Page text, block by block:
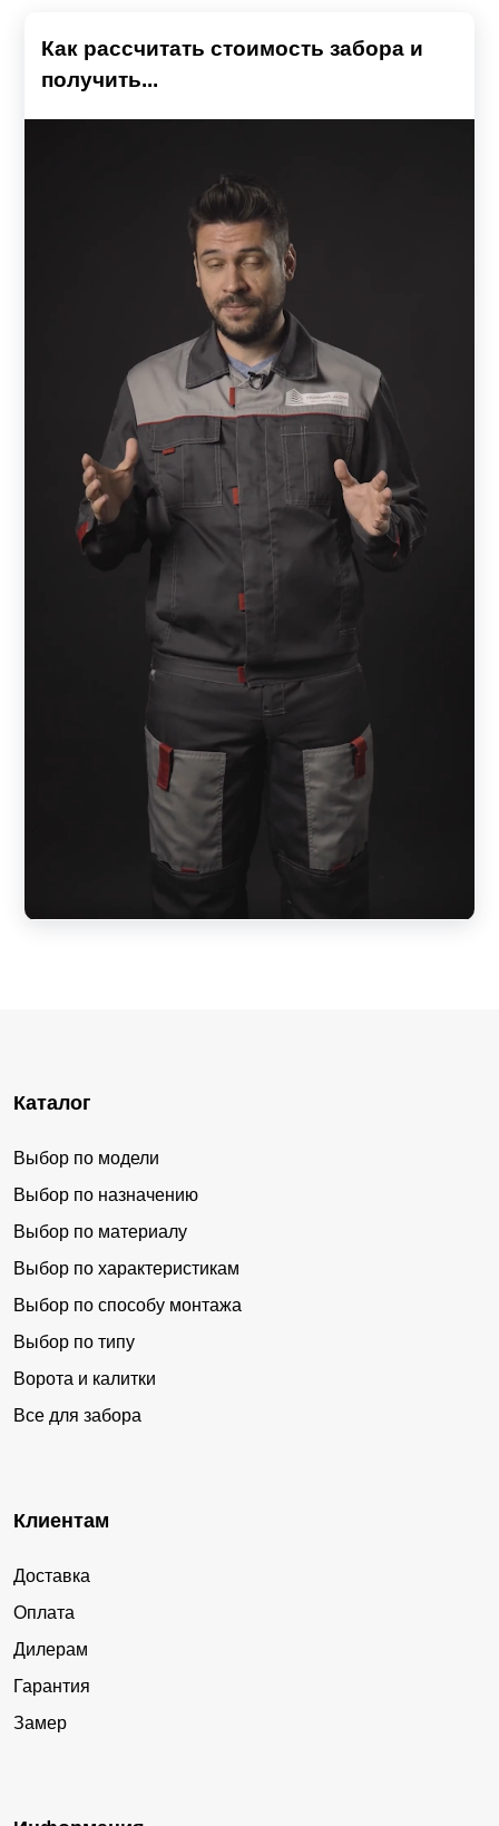
Как рассчитать стоимость забора и
получить...
Каталог
Выбор по модели
Выбор по назначению
Выбор по материалу
Выбор по характеристикам
Выбор по способу монтажа
Выбор по типу
Ворота и калитки
Все для забора
Клиентам
Доставка
Оплата
Дилерам
Гарантия
Замер